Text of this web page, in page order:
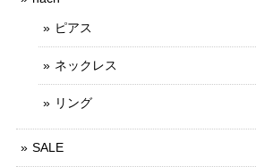
ピアス
ネックレス
リング
SALE